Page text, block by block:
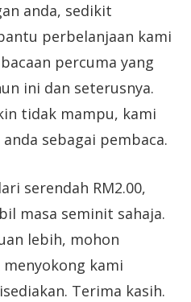
anda, sedikit
perbelanjaan kami
percuma yang
ini dan seterusnya.
tidak mampu, kami
sebagai pembaca.
serendah RM2.00,
masa seminit sahaja.
lebih, mohon
kami
Terima kasih.